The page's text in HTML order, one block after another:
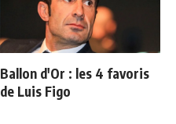
Ballon d'Or : les 4 favoris
de Luis Figo